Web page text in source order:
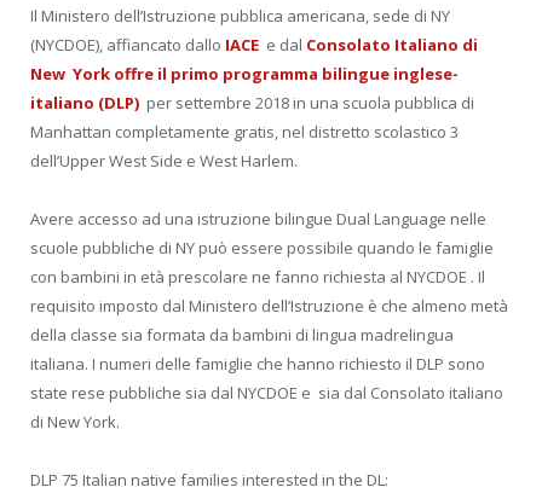
Il Ministero dell’Istruzione pubblica americana, sede di NY
(NYCDOE), affiancato dallo IACE e dal Consolato Italiano di
New York offre il primo programma bilingue inglese-
italiano (DLP) per settembre 2018 in una scuola pubblica di
Manhattan completamente gratis, nel distretto scolastico 3
dell’Upper West Side e West Harlem.
Avere accesso ad una istruzione bilingue Dual Language nelle
scuole pubbliche di NY può essere possibile quando le famiglie
con bambini in età prescolare ne fanno richiesta al NYCDOE . Il
requisito imposto dal Ministero dell’Istruzione è che almeno metà
della classe sia formata da bambini di lingua madrelingua
italiana. I numeri delle famiglie che hanno richiesto il DLP sono
state rese pubbliche sia dal NYCDOE e sia dal Consolato italiano
di New York.
DLP 75 Italian native families interested in the DL: